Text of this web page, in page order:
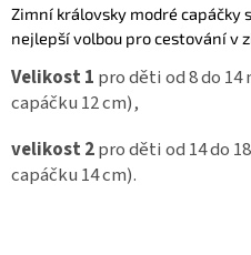
Zimní královsky modré capáčky
nejlepší volbou pro cestování v
Velikost 1 pro děti od 8 do
capáčku 12 cm),
velikost 2pro děti od 14 do
capáčku 14 cm).